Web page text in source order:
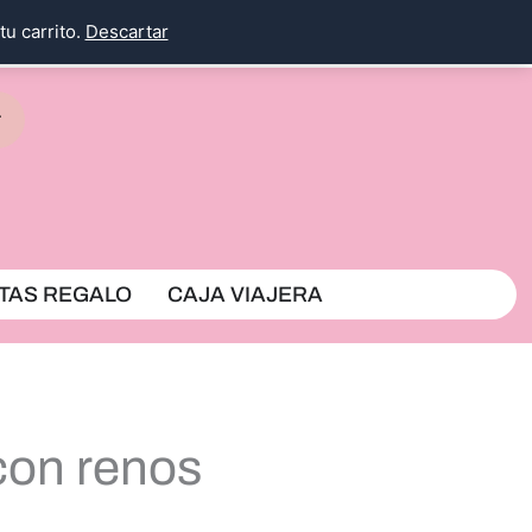
carrito. Descartar
REGALO CAJA VIAJERA
renos